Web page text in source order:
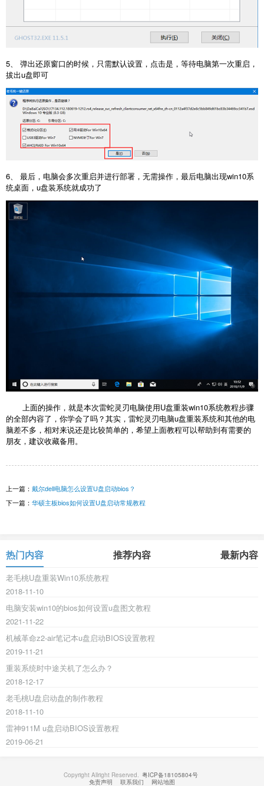
5、 弹出还原窗口的时候，只需默认设置，点击是，等待电脑第一次重启，
拔出u盘即可
6、 最后，电脑会多次重启并进行部署，无需操作，最后电脑出现win10系
统桌面，u盘装系统就成功了
上面的操作，就是本次雷蛇灵刃电脑使用U盘重装win10系统教程步骤
的全部内容了，你学会了吗？其实，雷蛇灵刃电脑u盘重装系统和其他的电
脑差不多，相对来说还是比较简单的，希望上面教程可以帮助到有需要的
朋友，建议收藏备用。
上一篇： 戴尔dell电脑怎么设置U盘启动bios？
下一篇： 华硕主板bios如何设置U盘启动常规教程
热门内容 推荐内容 最新内容
老毛桃U盘重装Win10系统教程
2018-11-10
电脑安装win10的bios如何设置u盘图文教程
2021-11-22
机械革命z2-air笔记本u盘启动BIOS设置教程
2019-11-21
重装系统时中途关机了怎么办？
2018-12-17
老毛桃U盘启动盘的制作教程
2018-11-10
雷神911M u盘启动BIOS设置教程
2019-06-21
Copyright Allright Reserved. 粤ICP备18105804号
免责声明
联系我们 网站地图